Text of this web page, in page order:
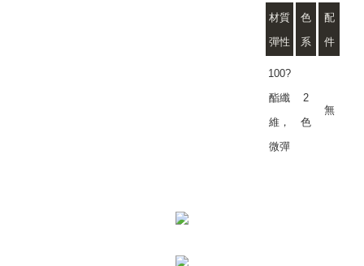
材質
彈性
色
系
配
件
100?
酯纖
維，
微彈
2
色
無